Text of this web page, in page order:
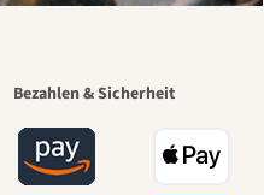
Bezahlen & Sicherheit